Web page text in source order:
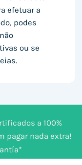
efetuar a
podes
ou se
a 100%
pagar nada extra!